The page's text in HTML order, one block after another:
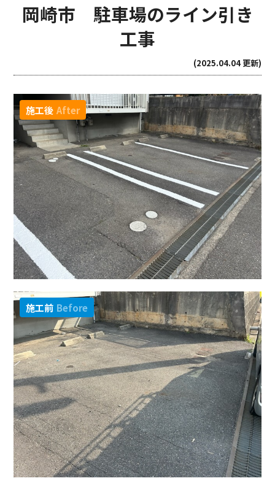
岡崎市 駐車場のライン引き
工事
(2025.04.04 更新)
施工後 After
施工前 Before